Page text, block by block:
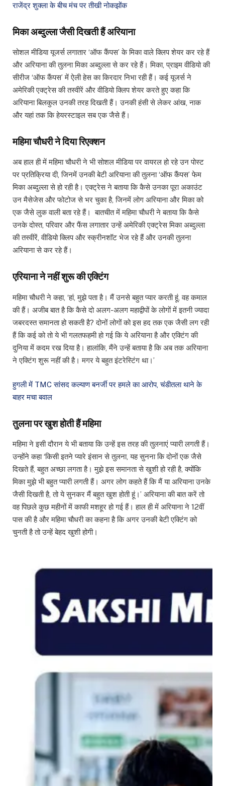
राजेंद्र शुक्ला के बीच मंच पर तीखी नोकझोंक
मिका अब्दुल्ला जैसी दिखती हैं अरियाना
सोशल मीडिया यूजर्स लगातार ‘ऑफ कैंपस’ के मिका वाले क्लिप शेयर कर रहे हैं
और अरियाना की तुलना मिका अब्दुल्ला से कर रहे हैं। मिका, प्राइम वीडियो की
सीरीज ‘ऑफ कैंपस’ में ऐली हेस का किरदार निभा रही हैं। कई यूजर्स ने
अमेरिकी एक्ट्रेस की तस्वीरें और वीडियो क्लिप शेयर करते हुए कहा कि
अरियाना बिलकुल उनकी तरह दिखती हैं। उनकी हंसी से लेकर आंख, नाक
और यहां तक कि हेयरस्टाइल सब एक जैसे हैं।
महिमा चौधरी ने दिया रिएक्शन
अब हाल ही में महिमा चौधरी ने भी सोशल मीडिया पर वायरल हो रहे उन पोस्ट
पर प्रतिक्रिया दी, जिनमें उनकी बेटी अरियाना की तुलना ‘ऑफ कैंपस’ फेम
मिका अब्दुल्ला से हो रही है। एक्ट्रेस ने बताया कि कैसे उनका पूरा अकाउंट
उन मैसेजेस और फोटोज से भर चुका है, जिनमें लोग अरियाना और मिका को
एक जैसे लुक वाली बता रहे हैं। बातचीत में महिमा चौधरी ने बताया कि कैसे
उनके दोस्त, परिवार और फैंस लगातार उन्हें अमेरिकी एक्ट्रेस मिका अब्दुल्ला
की तस्वीरें, वीडियो क्लिप और स्क्रीनशॉट भेज रहे हैं और उनकी तुलना
अरियाना से कर रहे हैं।
एरियाना ने नहीं शुरू की एक्टिंग
महिमा चौधरी ने कहा, ‘हां, मुझे पता है। मैं उनसे बहुत प्यार करती हूं, वह कमाल
की हैं। अजीब बात है कि कैसे दो अलग-अलग महाद्वीपों के लोगों में इतनी ज्यादा
जबरदस्त समानता हो सकती है? दोनों लोगों को इस हद तक एक जैसी लग रही
हैं कि कई को तो ये भी गलतफहमी हो गई कि ये अरियाना है और एक्टिंग की
दुनिया में कदम रख दिया है। हालांकि, मैंने उन्हें बताया है कि अब तक अरियाना
ने एक्टिंग शुरू नहीं की है। मगर ये बहुत इंटरेस्टिंग था।’
हुगली में TMC सांसद कल्याण बनर्जी पर हमले का आरोप, चंडीतला थाने के
बाहर मचा बवाल
तुलना पर खुश होती हैं महिमा
महिमा ने इसी दौरान ये भी बताया कि उन्हें इस तरह की तुलनाएं प्यारी लगती हैं।
उन्होंने कहा ‘किसी इतने प्यारे इंसान से तुलना, यह सुनना कि दोनों एक जैसे
दिखते हैं, बहुत अच्छा लगता है। मुझे इस समानता से खुशी हो रही है, क्योंकि
मिका मुझे भी बहुत प्यारी लगती हैं। अगर लोग कहते हैं कि मैं या अरियाना उनके
जैसी दिखती है, तो ये सुनकर मैं बहुत खुश होती हूं।’ अरियाना की बात करें तो
वह पिछले कुछ महीनों में काफी मशहूर हो गई हैं। हाल ही में अरियाना ने 12वीं
पास की है और महिमा चौधरी का कहना है कि अगर उनकी बेटी एक्टिंग को
चुनती है तो उन्हें बेहद खुशी होगी।